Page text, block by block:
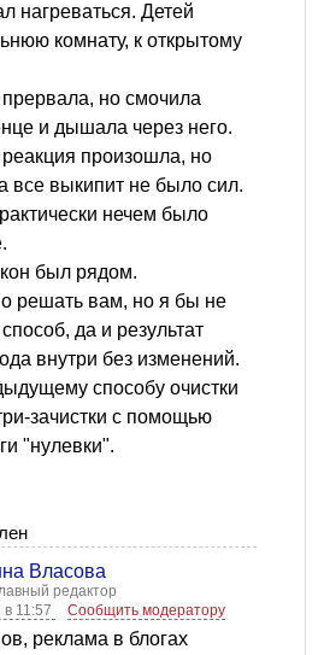
нагреваться. Детей
комнату, к открытому
но смочила
и дышала через него.
произошла, но
все выкипит не было сил.
нечем было
был рядом.
решать вам, но я бы не
да и результат
внутри без изменений.
способу очистки
зачистки с помощью
"нулевки".
Власова
редактор
11:57
Сообщить модератору
реклама в блогах